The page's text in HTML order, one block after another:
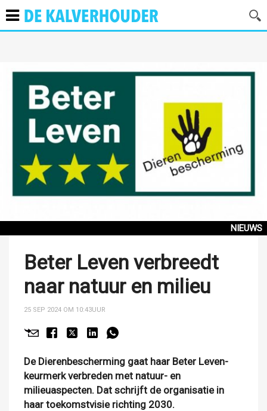
NIEUWS
Beter Leven verbreedt
naar natuur en milieu
25 SEP 2024 OM 10:43UUR
De Dierenbescherming gaat haar Beter Leven-
keurmerk verbreden met natuur- en
milieuaspecten. Dat schrijft de organisatie in
haar toekomstvisie richting 2030.